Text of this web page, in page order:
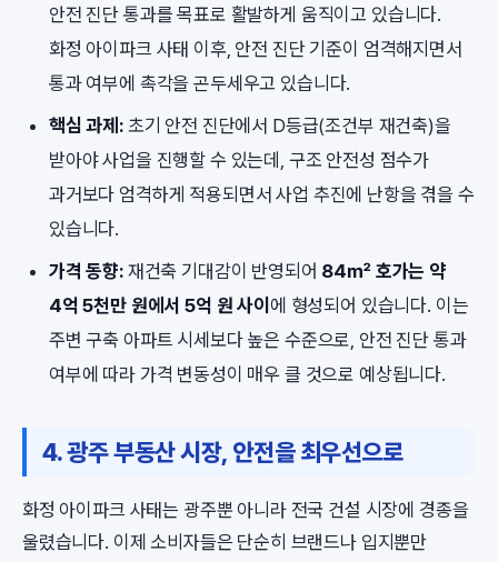
안전 진단 통과를 목표로 활발하게 움직이고 있습니다.
화정 아이파크 사태 이후, 안전 진단 기준이 엄격해지면서
통과 여부에 촉각을 곤두세우고 있습니다.
핵심 과제:초기 안전 진단에서 D등급(조건부 재건축)을
받아야 사업을 진행할 수 있는데, 구조 안전성 점수가
과거보다 엄격하게 적용되면서 사업 추진에 난항을 겪을 수
있습니다.
가격 동향:재건축 기대감이 반영되어 84㎡ 호가는 약
4억 5천만 원에서 5억 원 사이 에 형성되어 있습니다. 이는
주변 구축 아파트 시세보다 높은 수준으로, 안전 진단 통과
여부에 따라 가격 변동성이 매우 클 것으로 예상됩니다.
4. 광주 부동산 시장, 안전을 최우선으로
화정 아이파크 사태는 광주뿐 아니라 전국 건설 시장에 경종을
울렸습니다. 이제 소비자들은 단순히 브랜드나 입지뿐만